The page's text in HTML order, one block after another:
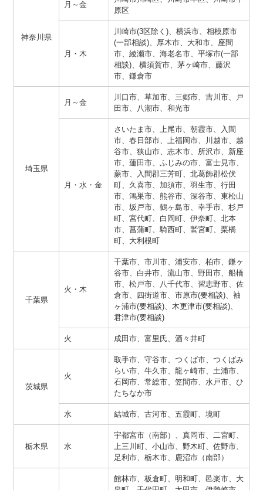
神奈川県
月～金
原区
月・木
川崎市(3区除く)、横浜市、相模原市
(一部相談)、厚木市、大和市、座間
市、綾瀬市、海老名市、平塚市(一部
相談)、横須賀市、茅ヶ崎市、藤沢
市、鎌倉市
埼玉県
月～金
川口市、草加市、三郷市、吉川市、戸
田市、八潮市、和光市
月・水・金
さいたま市、上尾市、朝霞市、入間
市、春日部市、上福岡市、川越市、越
谷市、狭山市、志木市、所沢市、新座
市、蓮田市、ふじみの市、富士見市、
蕨市、入間郡三芳町、北葛飾郡松伏
町、久喜市、加須市、羽生市、行田
市、鴻巣市、熊谷市、深谷市、東松山
市、坂戸市、鶴ヶ島市、幸手市、杉戸
町、宮代町、白岡町、伊奈町、北本
市、菖蒲町、騎西町、鷲宮町、栗橋
町、大利根町
千葉県
火・木
千葉市、市川市、浦安市、柏市、鎌ヶ
谷市、白井市、流山市、野田市、船橋
市、松戸市、八千代市、習志野市、佐
倉市、四街道市、市原市(要相談)、袖
ヶ浦市(要相談)、木更津市(要相談)、
君津市(要相談)
火 成田市、富里氏、酒々井町
茨城県
火
取手市、守谷市、つくば市、つくばみ
らい市、牛久市、龍ヶ崎市、土浦市、
石岡市、常総市、笠間市、水戸市、ひ
たちなか市
水 結城市、古河市、五霞町、境町
栃木県 水
宇都宮市（南部）、真岡市、二宮町、
上三川町、小山市、野木町、佐野市、
足利市、栃木市、鹿沼市（南部）
館林市、板倉町、明和町、邑楽市、大